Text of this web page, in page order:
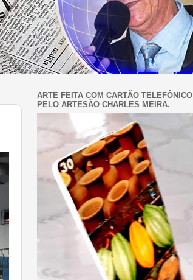
ARTE FEITA COM CARTÃO TELEFÔNICO
PELO ARTESÃO CHARLES MEIRA.